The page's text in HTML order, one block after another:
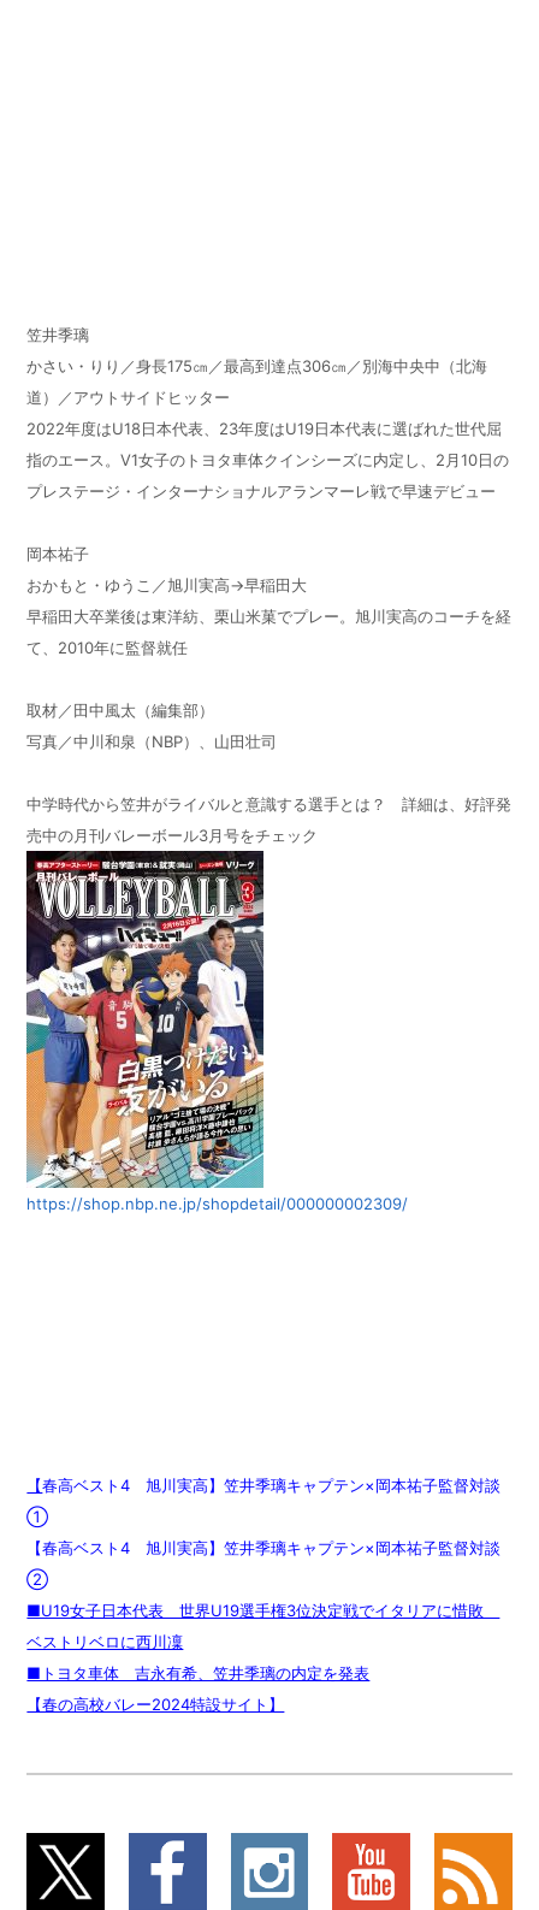
笠井季璃
かさい・りり／身長175㎝／最高到達点306㎝／別海中央中（北海
道）／アウトサイドヒッター
2022年度はU18日本代表、 23年度はU19日本代表に選ばれた世代屈
指のエース。V1女子のトヨタ車体クインシーズに内定し、 2 月10日の
プレステージ・インターナショナルアランマーレ戦で早速デビュー
岡本祐子
おかもと・ゆうこ／旭川実高→早稲田大
早稲田大卒業後は東洋紡、栗山米菓でプレー。旭川実高のコーチを経
て、 2010年に監督就任
取材／田中風太（編集部）
写真／中川和泉（NBP）、山田壮司
中学時代から笠井がライバルと意識する選手とは？ 詳細は、好評発
売中の月刊バレーボール3月号をチェック
https://shop.nbp.ne.jp/shopdetail/000000002309/
【春高ベスト4 旭川実高】笠井季璃キャプテン×岡本祐子監督対談
①
【春高ベスト4 旭川実高】笠井季璃キャプテン×岡本祐子監督対談
②
■U19女子日本代表 世界U19選手権3位決定戦でイタリアに惜敗
ベストリベロに西川凜
■トヨタ車体 吉永有希、笠井季璃の内定を発表
【春の高校バレー2024特設サイト】